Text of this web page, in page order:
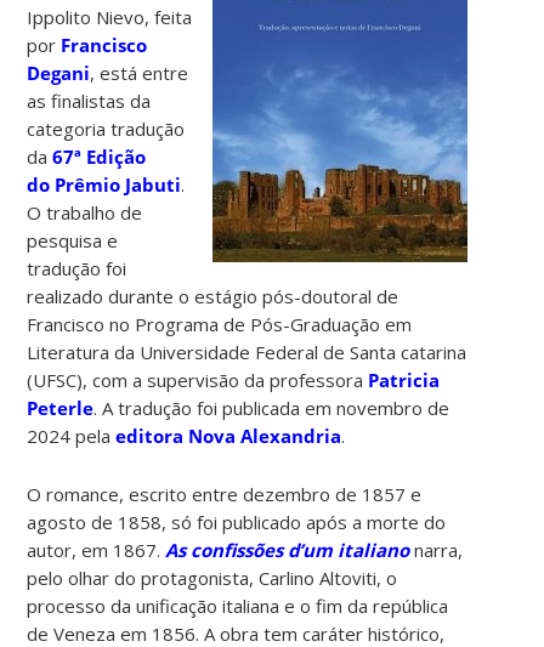
Ippolito Nievo, feita
por Francisco
Degani, está entre
as finalistas da
categoria tradução
da67ª Edição
do Prêmio Jabuti.
O trabalho de
pesquisa e
tradução foi
realizado durante o estágio pós-doutoral de
Francisco no Programa de Pós-Graduação em
Literatura da Universidade Federal de Santa catarina
(UFSC), com a supervisão da professora Patricia
Peterle. A tradução foi publicada em novembro de
2024 pelaeditora Nova Alexandria.
O romance, escrito entre dezembro de 1857 e
agosto de 1858, só foi publicado após a morte do
autor, em 1867.As confissões d’um italianonarra,
pelo olhar do protagonista, Carlino Altoviti, o
processo da unificação italiana e o fim da república
de Veneza em 1856. A obra tem caráter histórico,